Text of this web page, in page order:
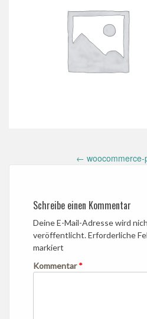
navigation
←
Schreibe einen Kommentar
Deine E-Mail-Adresse wird
veröffentlicht.Erforderliche
markiert
Kommentar*